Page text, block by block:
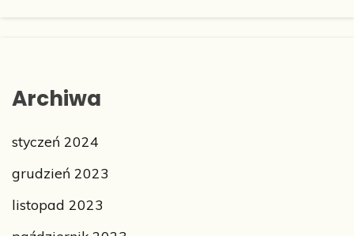
Archiwa
styczeń 2024
grudzień 2023
listopad 2023